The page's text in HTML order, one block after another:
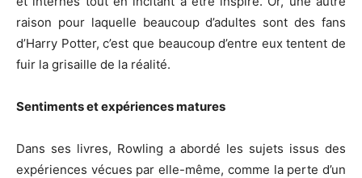
raison pour laquelle beaucoup d’adultes sont des fans
d’Harry Potter, c’est que beaucoup d’entre eux tentent de
fuir la grisaille de la réalité.
Sentiments et expériences matures
Dans ses livres, Rowling a abordé les sujets issus des
expériences vécues par elle-même, comme la perte d’un